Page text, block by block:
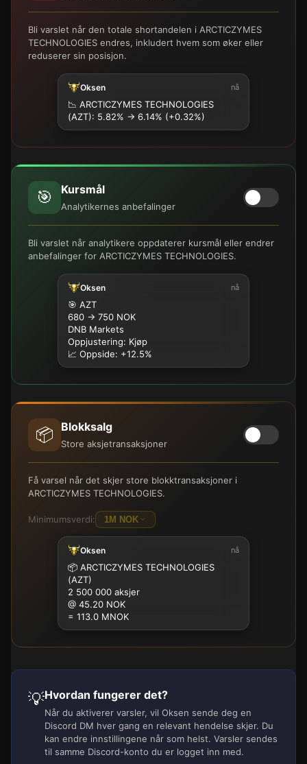
Bli varslet når den totale shortandelen i ARCTICZYMES
TECHNOLOGIES endres, inkludert hvem som øker eller
reduserer sin posisjon.
Oksen nå
📉 ARCTICZYMES TECHNOLOGIES
(AZT): 5.82% → 6.14% (+0.32%)
🎯 Kursmål
Analytikernes anbefalinger
Bli varslet når analytikere oppdaterer kursmål eller endrer
anbefalinger for ARCTICZYMES TECHNOLOGIES.
Oksen nå
🎯 AZT
680 → 750 NOK
DNB Markets
Oppjustering: Kjøp
📈 Oppside: +12.5%
📦 Blokksalg
Store aksjetransaksjoner
Få varsel når det skjer store blokktransaksjoner i
ARCTICZYMES TECHNOLOGIES.
Minimumsverdi: 1M NOK
500K
Oksen nå
📦 ARCTICZYMES TECHNOLOGIES
(AZT)
2 500 000 aksjer
@ 45.20 NOK
= 113.0 MNOK
💡Hvordan fungerer det?
Når du aktiverer varsler, vil Oksen sende deg en
Discord DM hver gang en relevant hendelse skjer. Du
kan endre innstillingene når som helst. Varsler sendes
til samme Discord-konto du er logget inn med.